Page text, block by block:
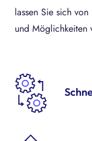
lassen Sie sich
und Möglichkeiten